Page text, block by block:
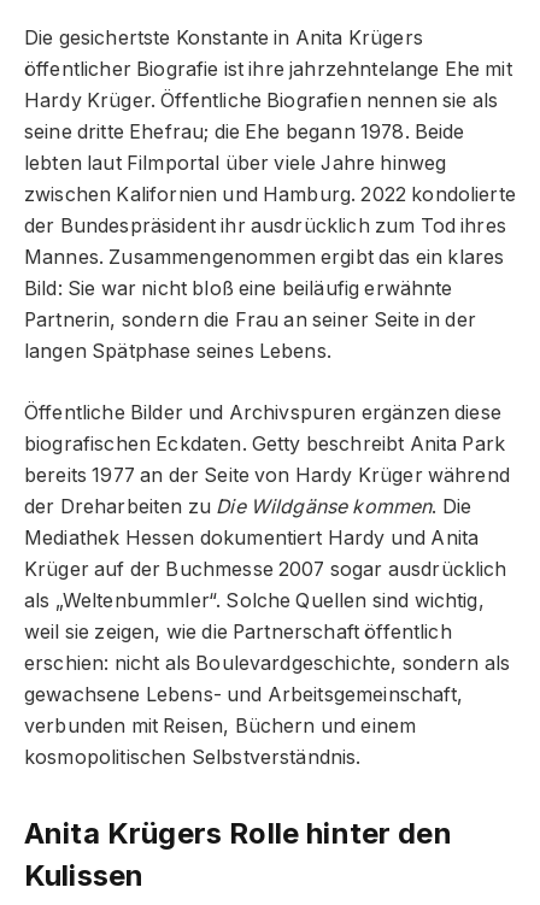
Die gesichertste Konstante in Anita Krügers
öffentlicher Biografie ist ihre jahrzehntelange Ehe mit
Hardy Krüger. Öffentliche Biografien nennen sie als
seine dritte Ehefrau; die Ehe begann 1978. Beide
lebten laut Filmportal über viele Jahre hinweg
zwischen Kalifornien und Hamburg. 2022 kondolierte
der Bundespräsident ihr ausdrücklich zum Tod ihres
Mannes. Zusammengenommen ergibt das ein klares
Bild: Sie war nicht bloß eine beiläufig erwähnte
Partnerin, sondern die Frau an seiner Seite in der
langen Spätphase seines Lebens.
Öffentliche Bilder und Archivspuren ergänzen diese
biografischen Eckdaten. Getty beschreibt Anita Park
bereits 1977 an der Seite von Hardy Krüger während
der Dreharbeiten zu Die Wildgänse kommen. Die
Mediathek Hessen dokumentiert Hardy und Anita
Krüger auf der Buchmesse 2007 sogar ausdrücklich
als „Weltenbummler“. Solche Quellen sind wichtig,
weil sie zeigen, wie die Partnerschaft öffentlich
erschien: nicht als Boulevardgeschichte, sondern als
gewachsene Lebens- und Arbeitsgemeinschaft,
verbunden mit Reisen, Büchern und einem
kosmopolitischen Selbstverständnis.
Anita Krügers Rolle hinter den
Kulissen